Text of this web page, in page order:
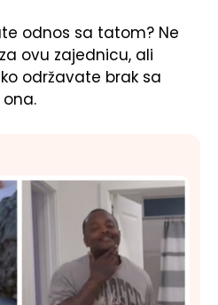
odnos sa tatom? Ne
ovu zajednicu, ali
održavate brak sa